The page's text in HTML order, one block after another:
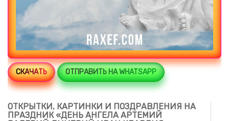
СКАЧАТЬ ОТПРАВИТЬ НА WHATSAPP
ОТКРЫТКИ, КАРТИНКИ И ПОЗДРАВЛЕНИЯ НА
ПРАЗДНИК «ДЕНЬ АНГЕЛА АРТЕМИЙ